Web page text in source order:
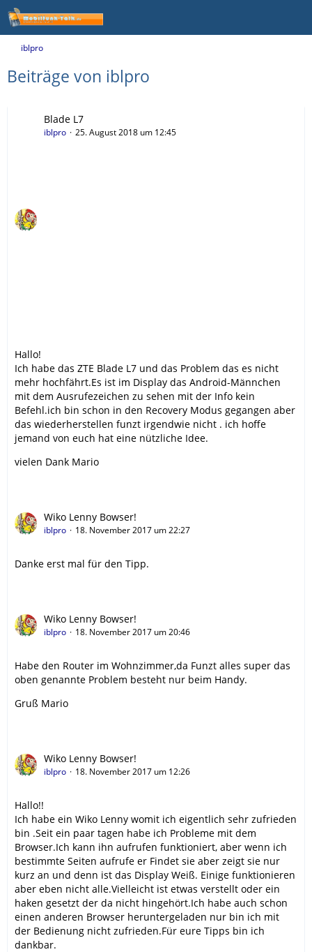
iblpro
Beiträge von iblpro
Blade L7
iblpro 25. August 2018 um 12:45
Hallo!
Ich habe das ZTE Blade L7 und das Problem das es nicht
mehr hochfährt.Es ist im Display das Android-Männchen
mit dem Ausrufezeichen zu sehen mit der Info kein
Befehl.ich bin schon in den Recovery Modus gegangen aber
das wiederherstellen funzt irgendwie nicht . ich hoffe
jemand von euch hat eine nützliche Idee.
vielen Dank Mario
Wiko Lenny Bowser!
iblpro 18. November 2017 um 22:27
Danke erst mal für den Tipp.
Wiko Lenny Bowser!
iblpro 18. November 2017 um 20:46
Habe den Router im Wohnzimmer,da Funzt alles super das
oben genannte Problem besteht nur beim Handy.
Gruß Mario
Wiko Lenny Bowser!
iblpro 18. November 2017 um 12:26
Hallo!!
Ich habe ein Wiko Lenny womit ich eigentlich sehr zufrieden
bin .Seit ein paar tagen habe ich Probleme mit dem
Browser.Ich kann ihn aufrufen funktioniert, aber wenn ich
bestimmte Seiten aufrufe er Findet sie aber zeigt sie nur
kurz an und denn ist das Display Weiß. Einige funktionieren
aber eben nicht alle.Vielleicht ist etwas verstellt oder ein
haken gesetzt der da nicht hingehört.Ich habe auch schon
einen anderen Browser heruntergeladen nur bin ich mit
der Bedienung nicht zufrieden.Für eure Tipps bin ich
dankbar.